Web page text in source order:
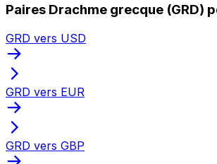
Paires Drachme grecque (GRD)
GRD vers USD
GRD vers EUR
GRD vers GBP